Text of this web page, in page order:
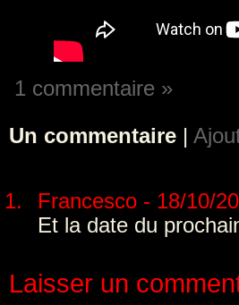
1 commentaire »
Un commentaire |
Francesco - 18/10/
Et la date du
Laisser un